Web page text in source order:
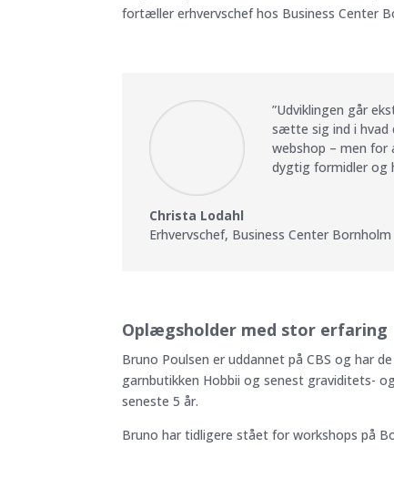
fortæller erhvervschef hos Business Center
”Udviklingen går
sætte sig ind i hvad
webshop – men for
dygtig formidler og
Christa Lodahl
Erhvervschef, Business Center Bornholm
Oplægsholder med stor erfaring
Bruno Poulsen er uddannet på CBS og har
garnbutikken Hobbii og senest graviditets-
seneste 5 år.
Bruno har tidligere stået for workshops på